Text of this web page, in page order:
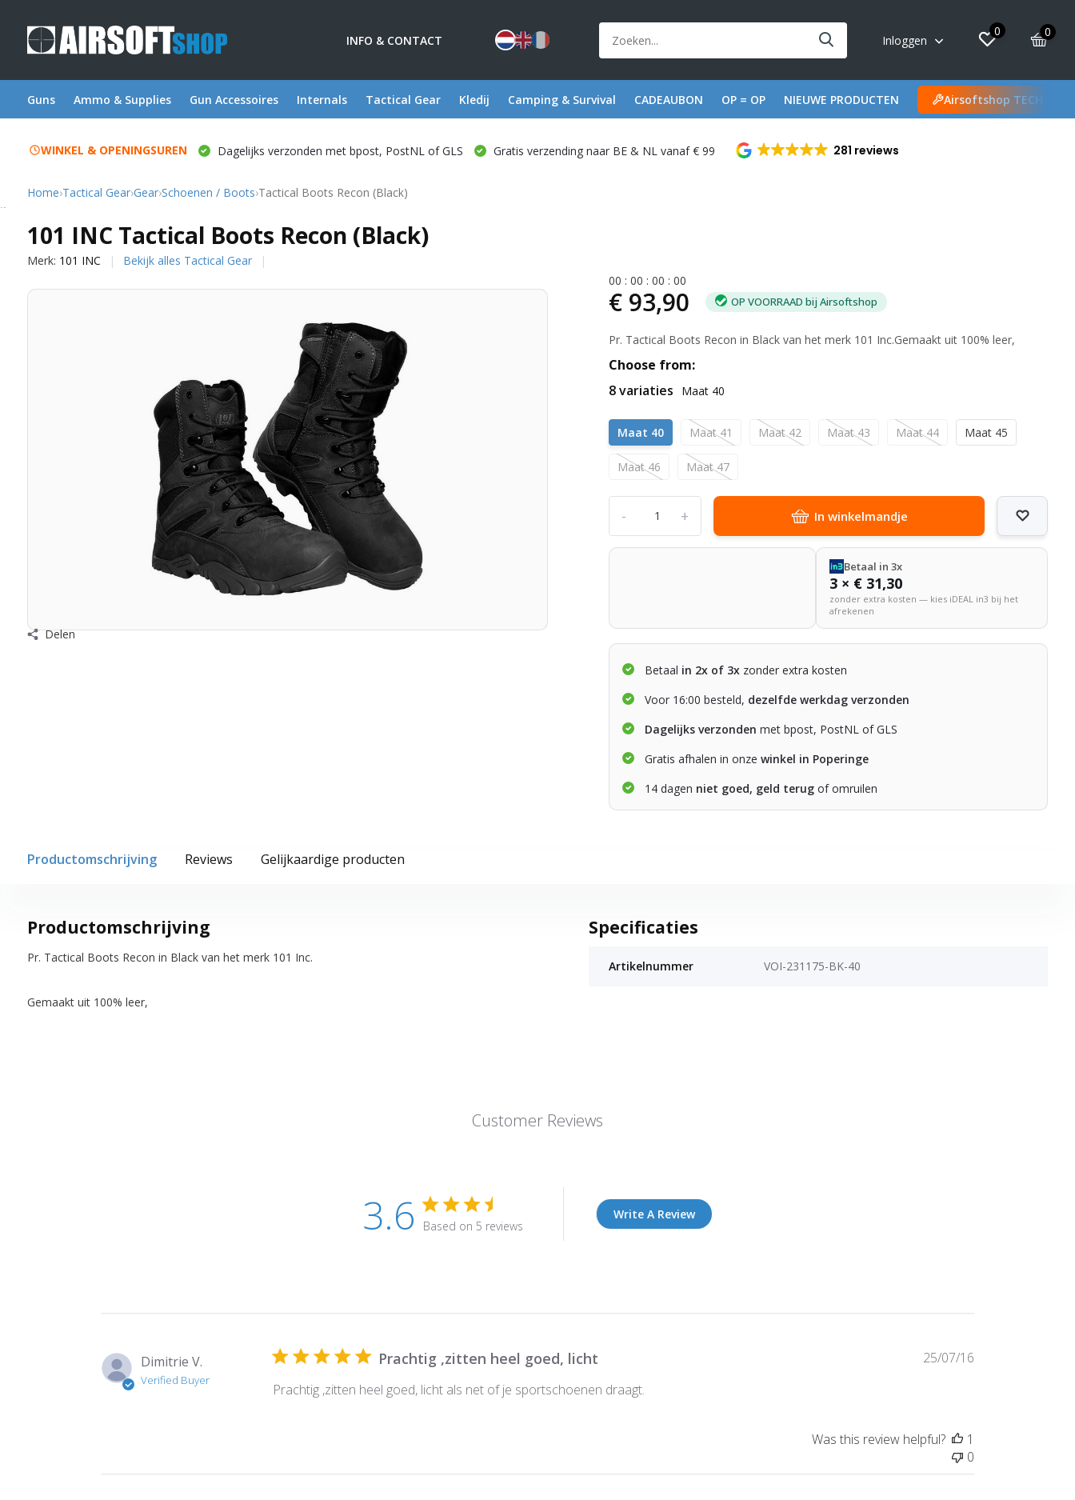
INFO & CONTACT Inloggen
0 0
Guns Ammo & Supplies Gun Accessoires Internals Tactical Gear Kledij Camping & Survival CADEAUBON OP = OP NIEUWE PRODUCTEN Airsoftshop TECH
WINKEL & OPENINGSUREN Dagelijks verzonden met bpost, PostNL of GLS Gratis verzending naar BE & NL vanaf € 99 281 reviews
Home›Tactical Gear›Gear›Schoenen / Boots›Tactical Boots Recon (Black)
101 INC Tactical Boots Recon (Black)
Merk: 101 INC Bekijk alles Tactical Gear
Delen
00 :00 :00 :00
€ 93,90 OP VOORRAAD bij Airsoftshop
Pr. Tactical Boots Recon in Black van het merk 101 Inc.Gemaakt uit 100% leer,
Choose from:
8 variaties
Maat 40
Maat 40 Maat 41 Maat 42 Maat 43 Maat 44 Maat 45
Maat 46 Maat 47
+
- In winkelmandje
Betaal in 3x
3 × € 31,30
zonder extra kosten — kies iDEAL in3 bij het
afrekenen
Betaal in 2x of 3x zonder extra kosten
Voor 16:00 besteld, dezelfde werkdag verzonden
Dagelijks verzonden met bpost, PostNL of GLS
Gratis afhalen in onzewinkel in Poperinge
14 dagen niet goed, geld terug of omruilen
Productomschrijving Reviews Gelijkaardige producten
Productomschrijving
Pr. Tactical Boots Recon in Black van het merk 101 Inc.
Gemaakt uit 100% leer,
Specificaties
Artikelnummer VOI-231175-BK-40
Customer Reviews
3.6 Based on 5 reviews
Write A Review
Dimitrie V.
Verified Buyer
Prachtig ,zitten heel goed, licht
Prachtig ,zitten heel goed, licht als net of je sportschoenen draagt.
Published
25/07/16
Was this review helpful?
1
0